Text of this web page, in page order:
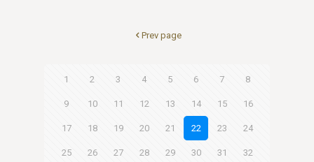
Prev page
1 2 3 4 5 6 7 8
9 10 11 12 13 14 15 16
17 18 19 20 21 22 23 24
25 26 27 28 29 30 31 32